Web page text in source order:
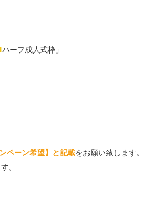
ハーフ成人式枠」
ペーン希望】と記載をお願い致します。
。